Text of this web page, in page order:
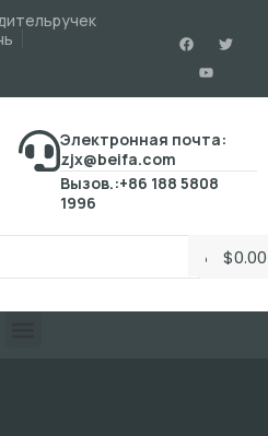
Электронная почта:
zjx@beifa.com
Вызов.:+86 188 5808
1996
$0.00